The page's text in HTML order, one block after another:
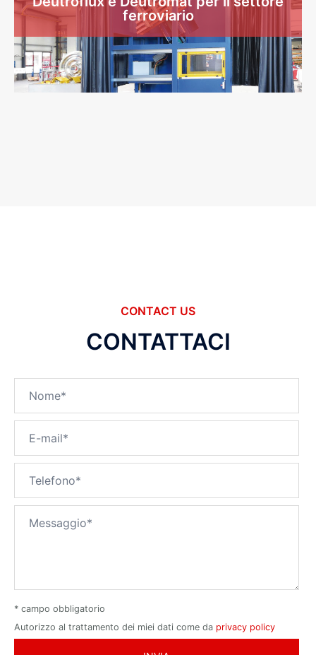
ferroviario
CONTACT US
CONTATTACI
* campo obbligatorio
Autorizzo al trattamento dei miei dati come da privacy policy